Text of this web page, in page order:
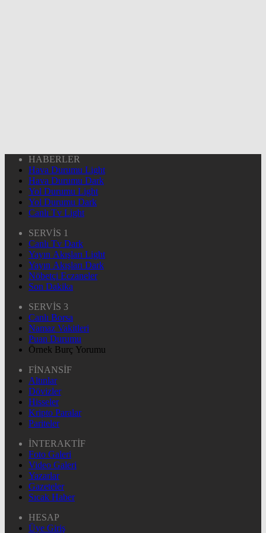
HABERLER
Hava Durumu Light
Hava Durumu Dark
Yol Durumu Light
Yol Durumu Dark
Canlı Tv Light
SERVİS 1
Canlı Tv Dark
Yayın Akışları Light
Yayın Akışları Dark
Nöbetçi Eczaneler
Son Dakika
SERVİS 3
Canlı Borsa
Namaz Vakitleri
Puan Durumu
Örnek Burç Yorumu
FİNANSİF
Altınlar
Dövizler
Hisseler
Kripto Paralar
Pariteler
İNTERAKTİF
Foto Galeri
Video Galeri
Yazarlar
Gazeteler
Sıcak Haber
HESAP
Üye Giriş